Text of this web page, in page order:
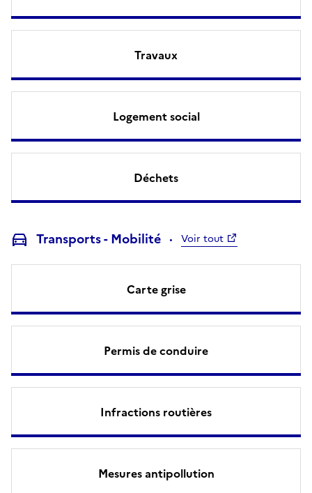
Travaux
Logement social
Déchets
Transports - Mobilité Voir tout
Carte grise
Permis de conduire
Infractions routières
Mesures antipollution